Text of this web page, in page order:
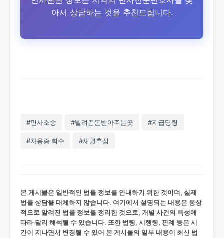
아서 상담하는 것을 추천드립니다.
#민사소송 #빌려준돈받아주는곳 #지급명령
#차용증 회수 #채권추심
본 게시물은 일반적인 법률 정보를 안내하기 위한 것이며, 실제
법률 상담을 대체하지 않습니다. 여기에서 설명되는 내용은 통상
적으로 알려진 법률 정보를 정리한 것으로, 개별 사건의 특성에
따라 달리 해석될 수 있습니다. 또한 법령, 시행령, 판례 등은 시
간이 지나면서 변경될 수 있어 본 게시물의 일부 내용이 최신 법